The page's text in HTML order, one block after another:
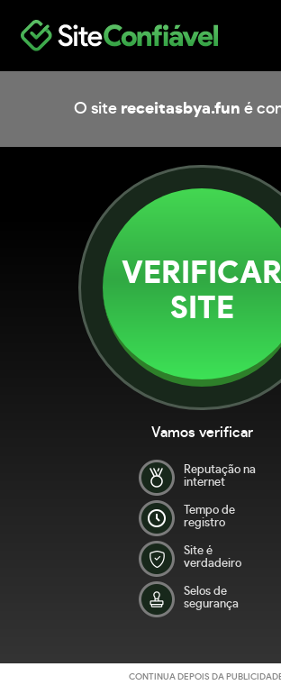
O site receitasbya.fun é
VERIFICAR
SITE
Vamos verificar
Reputação na
internet
Tempo de
registro
Site é
verdadeiro
Selos de
segurança
CONTINUA DEPOIS DA